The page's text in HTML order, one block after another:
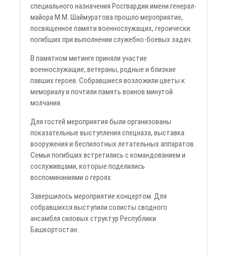
специального назначения Росгвардии имени генерал-
майора М.М. Шаймуратова прошло мероприятие,
посвященное памяти военнослужащих, героически
погибших при выполнении служебно-боевых задач.
В памятном митинге приняли участие
военнослужащие, ветераны, родные и близкие
павших героев. Собравшиеся возложили цветы к
мемориалу и почтили память воинов минутой
молчания.
Для гостей мероприятия были организованы
показательные выступления спецназа, выставка
вооружения и беспилотных летательных аппаратов.
Семьи погибших встретились с командованием и
сослуживцами, которые поделились
воспоминаниями о героях.
Завершилось мероприятие концертом. Для
собравшихся выступили солисты сводного
ансамбля силовых структур Республики
Башкортостан.